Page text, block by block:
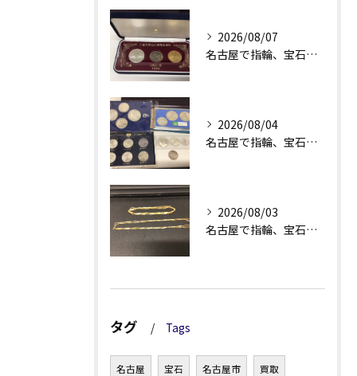
2026/08/07
名古屋で指輪、宝石買取なら当店で！！。
2026/08/04
名古屋で指輪、宝石買取なら当店で！！。
2026/08/03
名古屋で指輪、宝石買取なら当店で！！。
タグ Tags
名古屋 宝石 名古屋市 買取